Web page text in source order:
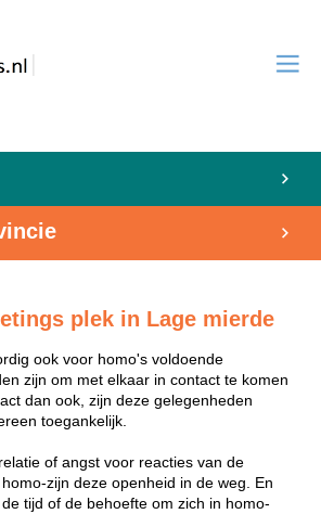
plek in Lage mierde
ook voor homo's voldoende
zijn om met elkaar in contact te komen
dan ook, zijn deze gelegenheden
toegankelijk.
of angst voor reacties van de
zijn deze openheid in de weg. En
tijd of de behoefte om zich in homo-